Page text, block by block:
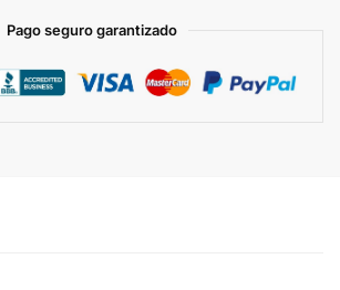
Pago seguro garantizado